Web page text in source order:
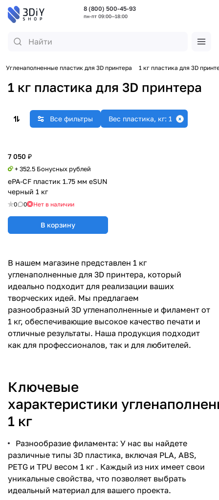
8 (800) 500-45-93
пн-пт 09:00—18:00
Угленаполненные пластик для 3D принтера 1 кг пластика для 3D
1 кг пластика для 3D принтера
Все фильтры Вес пластика, кг: 1
7 050 ₽
+ 352.5 Бонусных рублей
ePA-CF пластик 1.75 мм eSUN
черный 1 кг
0 0 Нет в наличии
В корзину
В нашем магазине представлен 1 кг
угленаполненные для 3D принтера, который
идеально подходит для реализации ваших
творческих идей. Мы предлагаем
разнообразный 3D угленаполненные и филамент от
1 кг, обеспечивающие высокое качество печати и
отличные результаты. Наша продукция подходит
как для профессионалов, так и для любителей.
Ключевые
характеристики
1 кг
Разнообразие филамента: У нас вы найдете
различные типы 3D пластика, включая PLA, ABS,
PETG и TPU весом 1 кг . Каждый из них имеет свои
уникальные свойства, что позволяет выбрать
идеальный материал для вашего проекта.